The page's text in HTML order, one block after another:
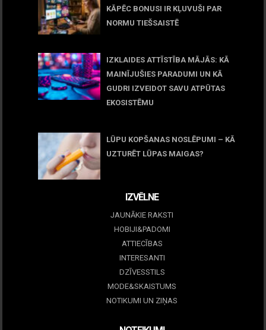
KĀPĒC BONUSI IR KĻUVUŠI PAR
NORMU TIEŠSAISTĒ
IZKLAIDES ATTĪSTĪBA MĀJĀS: KĀ
MAINĪJUŠIES PARADUMI UN KĀ
GUDRI IZVEIDOT SAVU ATPŪTAS
EKOSISTĒMU
LŪPU KOPŠANAS NOSLĒPUMI – KĀ
UZTURĒT LŪPAS MAIGAS?
IZVĒLNE
JAUNĀKIE RAKSTI
HOBIJI&PADOMI
ATTIECĪBAS
INTERESANTI
DZĪVESSTILS
MODE&SKAISTUMS
NOTIKUMI UN ZIŅAS